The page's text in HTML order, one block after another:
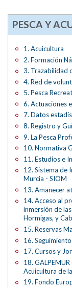
PESCA Y
1. Acuicultura
2. Formación
3. Trazabilidad
4. Red de
5. Pesca
6. Actuaciones
7. Datos
8. Registro y
9. La Pesca
10. Normativa
11. Estudios e
12. Sistema de
Murcia - SIOM
13. Amanecer
14. Acceso al
inmersión de
Hormigas, y
15. Reservas
16.
17. Cursos y
18.
Acuicultura de
19. Fondo